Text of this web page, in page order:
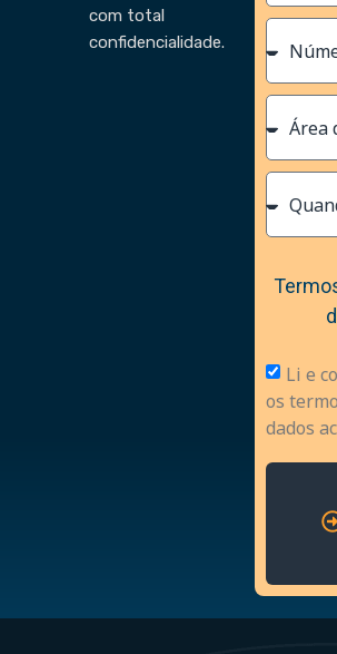
com total
confidencialidade.
Li e
os
dados